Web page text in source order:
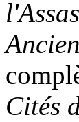
Cités